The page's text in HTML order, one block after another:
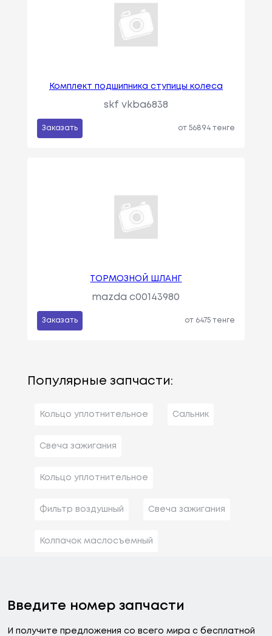
Комплект подшипника ступицы колеса
skf vkba6838
Заказать от 56894 тенге
ТОРМОЗНОЙ ШЛАНГ
mazda c00143980
Заказать от 6475 тенге
Популярные запчасти:
Кольцо уплотнительное Сальник
Свеча зажигания
Кольцо уплотнительное
Фильтр воздушный Свеча зажигания
Колпачок маслосъемный
Введите номер запчасти
И получите предложения со всего мира с бесплатной